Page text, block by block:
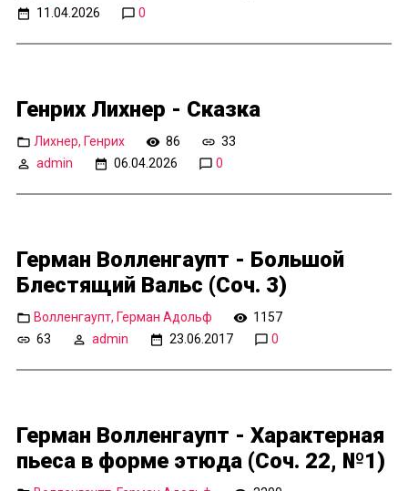
11.04.2026
0
Генрих Лихнер - Сказка
Лихнер, Генрих 86
33
admin
06.04.2026 0
Герман Волленгаупт - Большой
Блестящий Вальс (Соч. 3)
Волленгаупт, Герман Адольф
1157
63
admin 23.06.2017 0
Герман Волленгаупт - Характерная
пьеса в форме этюда (Соч. 22, №1)